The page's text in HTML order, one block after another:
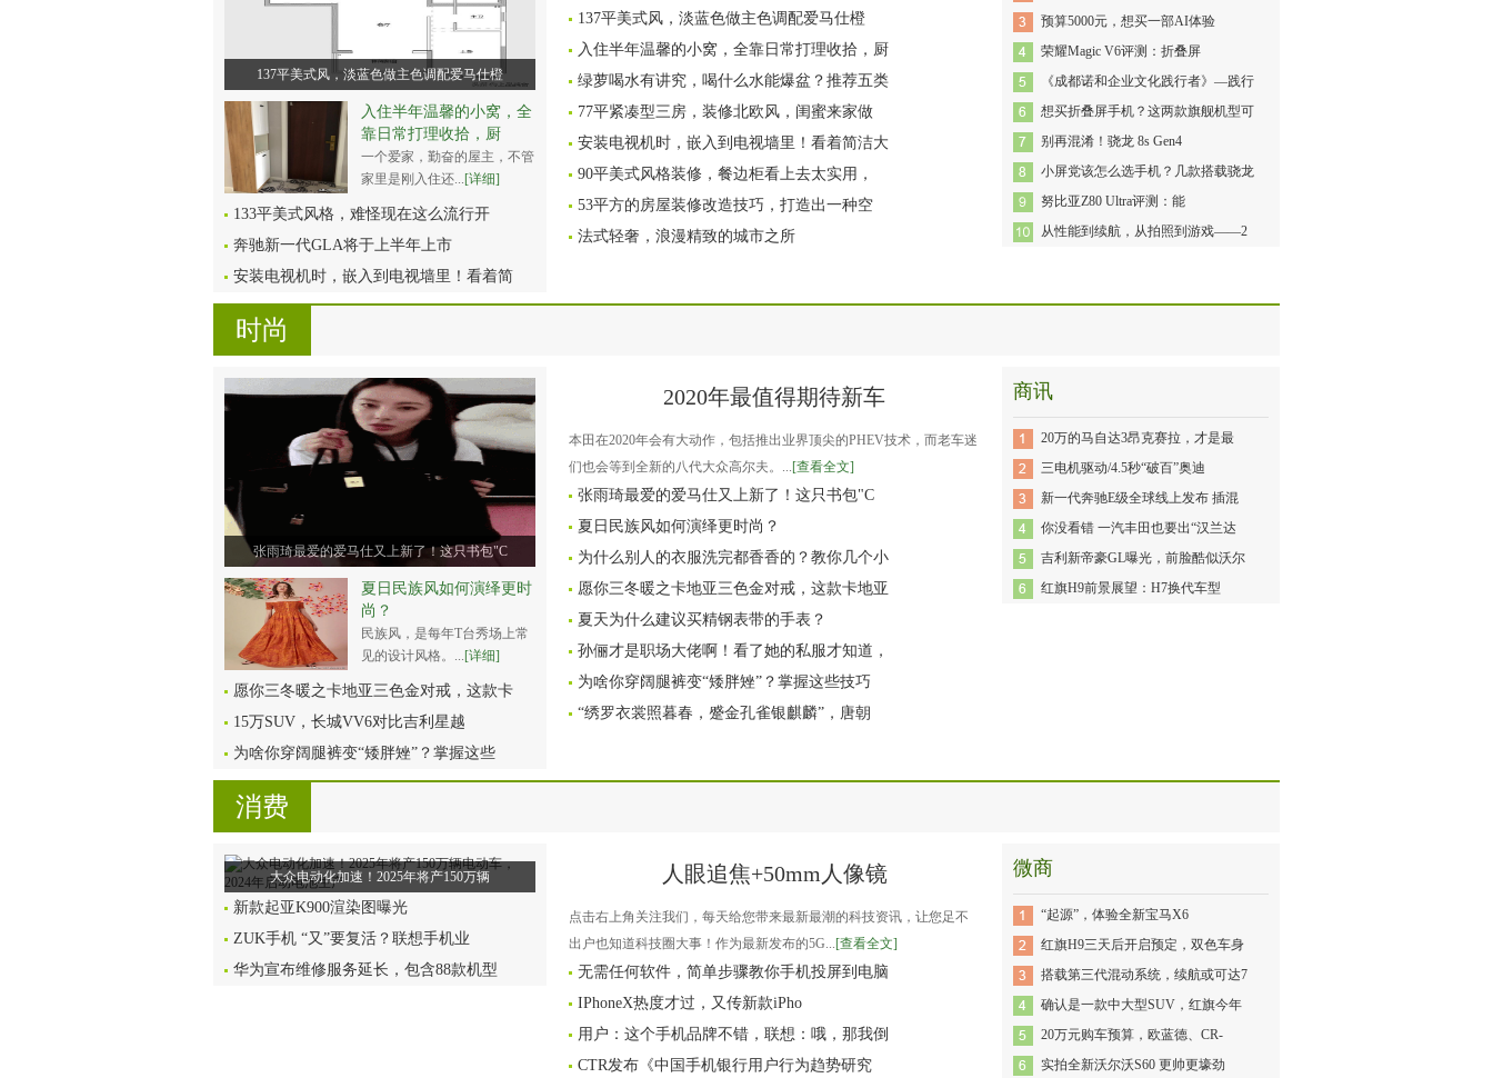
137平美式风，淡蓝色做主色调配爱马仕橙
入住半年温馨的小窝，全
靠日常打理收拾，厨
一个爱家，勤奋的屋主，不管
家里是刚入住还...[详细]
133平美式风格，难怪现在这么流行开
奔驰新一代GLA将于上半年上市
安装电视机时，嵌入到电视墙里！看着简
137平美式风，淡蓝色做主色调配爱马仕橙
入住半年温馨的小窝，全靠日常打理收拾，厨
绿萝喝水有讲究，喝什么水能爆盆？推荐五类
77平紧凑型三房，装修北欧风，闺蜜来家做
安装电视机时，嵌入到电视墙里！看着简洁大
90平美式风格装修，餐边柜看上去太实用，
53平方的房屋装修改造技巧，打造出一种空
法式轻奢，浪漫精致的城市之所
预算5000元，想买一部AI体验
荣耀Magic V6评测：折叠屏
《成都诺和企业文化践行者》—践行
想买折叠屏手机？这两款旗舰机型可
别再混淆！骁龙 8s Gen4
小屏党该怎么选手机？几款搭载骁龙
努比亚Z80 Ultra评测：能
从性能到续航，从拍照到游戏——2
时尚
张雨琦最爱的爱马仕又上新了！这只书包"C
夏日民族风如何演绎更时
尚？
民族风，是每年T台秀场上常
见的设计风格。...[详细]
愿你三冬暖之卡地亚三色金对戒，这款卡
15万SUV，长城VV6对比吉利星越
为啥你穿阔腿裤变“矮胖矬”？掌握这些
2020年最值得期待新车
本田在2020年会有大动作，包括推出业界顶尖的PHEV技术，而老车迷
们也会等到全新的八代大众高尔夫。...[查看全文]
张雨琦最爱的爱马仕又上新了！这只书包"C
夏日民族风如何演绎更时尚？
为什么别人的衣服洗完都香香的？教你几个小
愿你三冬暖之卡地亚三色金对戒，这款卡地亚
夏天为什么建议买精钢表带的手表？
孙俪才是职场大佬啊！看了她的私服才知道，
为啥你穿阔腿裤变“矮胖矬”？掌握这些技巧
“绣罗衣裳照暮春，蹙金孔雀银麒麟”，唐朝
商讯
20万的马自达3昂克赛拉，才是最
三电机驱动/4.5秒“破百”奥迪
新一代奔驰E级全球线上发布 插混
你没看错 一汽丰田也要出“汉兰达
吉利新帝豪GL曝光，前脸酷似沃尔
红旗H9前景展望：H7换代车型
消费
大众电动化加速！2025年将产150万辆
新款起亚K900渲染图曝光
ZUK手机 “又”要复活？联想手机业
华为宣布维修服务延长，包含88款机型
人眼追焦+50mm人像镜
点击右上角关注我们，每天给您带来最新最潮的科技资讯，让您足不
出户也知道科技圈大事！作为最新发布的5G...[查看全文]
无需任何软件，简单步骤教你手机投屏到电脑
IPhoneX热度才过，又传新款iPho
用户：这个手机品牌不错，联想：哦，那我倒
CTR发布《中国手机银行用户行为趋势研究
微商
“起源”，体验全新宝马X6
红旗H9三天后开启预定，双色车身
搭载第三代混动系统，续航或可达7
确认是一款中大型SUV，红旗今年
20万元购车预算，欧蓝德、CR-
实拍全新沃尔沃S60 更帅更壕劲